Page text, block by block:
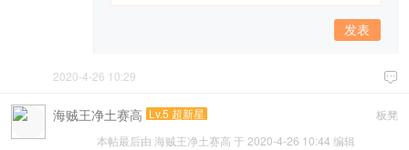
发表

2020-4-26 10:29
板凳
海贼王净土赛高 Lv.5 超新星
本帖最后由 海贼王净土赛高 于 2020-4-26 10:44 编辑